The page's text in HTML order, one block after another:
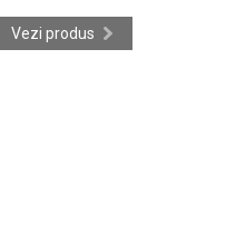
Vezi produs